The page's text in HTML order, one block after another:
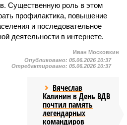
Существенную роль в этом
профилактика, повышение
и последовательное
деятельности в интернете.
Иван Московкин
Опубликовано: 05.06.2026 10:37
Отредактировано: 05.06.2026 10:37
Вячеслав
Калинин в День ВДВ
почтил память
легендарных
командиров